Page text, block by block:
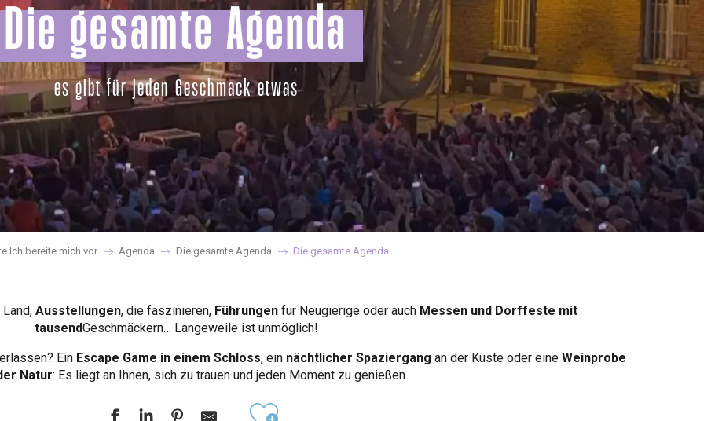
Die gesamte Agenda
es gibt für jeden Geschmack etwas
Ich bereite mich vor Agenda Die gesamte Agenda Die gesamte Agenda
Ausstellungen, die faszinieren, Führungenfür Neugierige oder auch Messen und Dorffeste mit
tausendGeschmäckern… Langeweile ist unmöglich!
Ein Escape Game in einem Schloss, ein nächtlicher Spaziergang an der Küste oder eine Weinprobe
Natur: Es liegt an Ihnen, sich zu trauen und jeden Moment zu genießen.